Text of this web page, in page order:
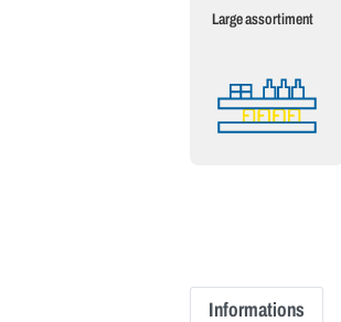
Large assortiment
Informations